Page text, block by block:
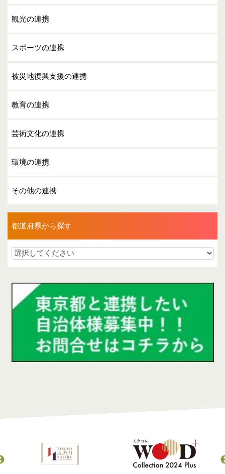
観光の連携
スポーツの連携
被災地復興支援の連携
教育の連携
芸術文化の連携
環境の連携
その他の連携
都道府県から探す